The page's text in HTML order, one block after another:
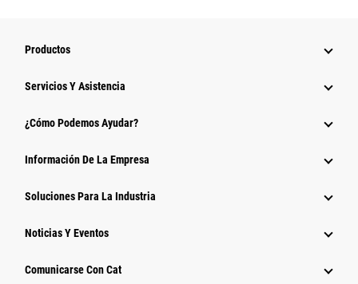
Productos
Servicios Y Asistencia
¿Cómo Podemos Ayudar?
Información De La Empresa
Soluciones Para La Industria
Noticias Y Eventos
Comunicarse Con Cat